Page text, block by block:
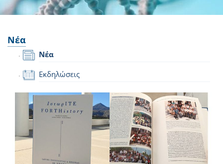
Νέα
Νέα
Εκδηλώσεις